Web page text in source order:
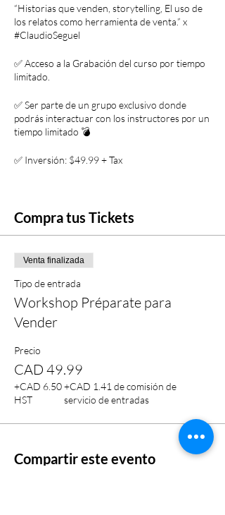
“Historias que venden, storytelling, El uso de
los relatos como herramienta de venta.” x
#ClaudioSeguel
✅ Acceso a la Grabación del curso por tiempo
limitado.
✅ Ser parte de un grupo exclusivo donde
podrás interactuar con los instructores por un
tiempo limitado 💣
✅ Inversión: $49.99 + Tax
Compra tus Tickets
Venta finalizada
Tipo de entrada
Workshop Préparate para
Vender
Precio
CAD 49.99
+CAD 6.50
HST
+CAD 1.41 de comisión de
servicio de entradas
Compartir este evento